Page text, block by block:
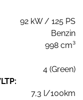
92 kW / 125 PS
Benzin
998 cm³
4 (Green)
7,3 l/100km